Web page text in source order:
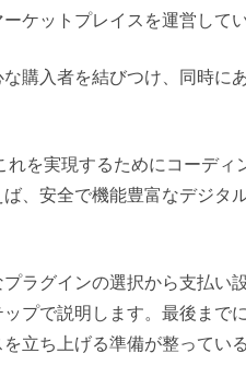
ケットプレイスを運営して
購入者を結びつけ、同時に
を実現するためにコーディ
、安全で機能豊富なデジタ
ラグインの選択から支払い
プで説明します。最後まで
立ち上げる準備が整っている